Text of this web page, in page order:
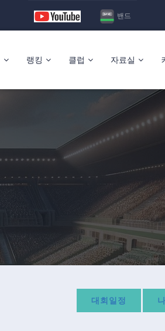
밴드
랭킹 클럽 자료실
대회일정